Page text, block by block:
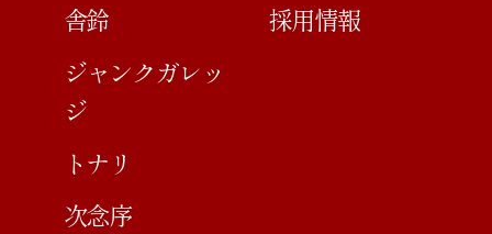
舎鈴
ジャンクガレッ
ジ
トナリ
次念序
採用情報